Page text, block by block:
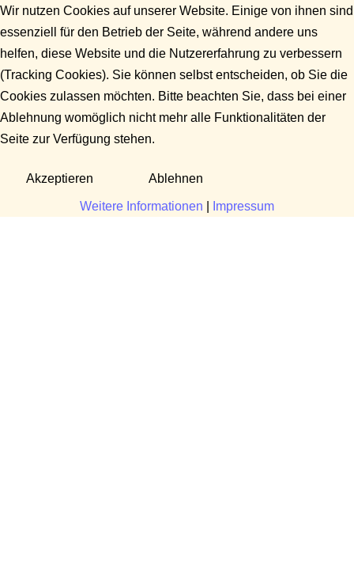
Wir nutzen Cookies auf unserer Website. Einige von ihnen sind
essenziell für den Betrieb der Seite, während andere uns
helfen, diese Website und die Nutzererfahrung zu verbessern
(Tracking Cookies). Sie können selbst entscheiden, ob Sie die
Cookies zulassen möchten. Bitte beachten Sie, dass bei einer
Ablehnung womöglich nicht mehr alle Funktionalitäten der
Seite zur Verfügung stehen.
Akzeptieren Ablehnen
Weitere Informationen Impressum